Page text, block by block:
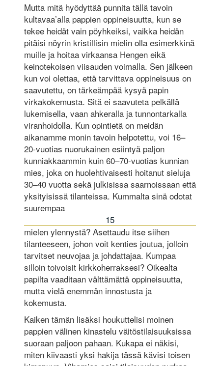
Mutta mitä hyödyttää punnita tällä tavoin
kultavaa’alla pappien oppineisuutta, kun se
tekee heidät vain pöyhkeiksi, vaikka heidän
pitäisi nöyrin kristillisin mielin olla esimerkkinä
muille ja hoitaa virkaansa Hengen eikä
keinotekoisen viisauden voimalla. Sen jälkeen
kun voi olettaa, että tarvittava oppineisuus on
saavutettu, on tärkeämpää kysyä papin
virkakokemusta. Sitä ei saavuteta pelkällä
lukemisella, vaan ahkeralla ja tunnontarkalla
viranhoidolla. Kun opintietä on meidän
aikanamme monin tavoin helpotettu, voi 16–
20-vuotias nuorukainen esiintyä paljon
kunniakkaammin kuin 60–70-vuotias kunnian
mies, joka on huolehtivaisesti hoitanut sieluja
30–40 vuotta sekä julkisissa saarnoissaan että
yksityisissä tilanteissa. Kummalta sinä odotat
suurempaa
15
mielen ylennystä? Asettaudu itse siihen
tilanteeseen, johon voit kenties joutua, jolloin
tarvitset neuvojaa ja johdattajaa. Kumpaa
silloin toivoisit kirkkoherraksesi? Oikealta
papilta vaaditaan välttämättä oppineisuutta,
mutta vielä enemmän innostusta ja
kokemusta.
Kaiken tämän lisäksi houkuttelisi moinen
pappien välinen kinastelu väitöstilaisuuksissa
suoraan paljoon pahaan. Kukapa ei näkisi,
miten kiivaasti yksi hakija tässä kävisi toisen